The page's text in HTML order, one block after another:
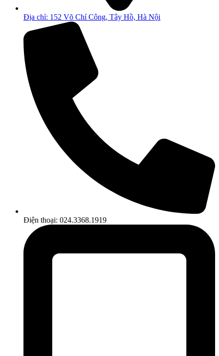
Địa chỉ: 152 Võ Chí Công, Tây Hồ, Hà Nội
Điện thoại: 024.3368.1919